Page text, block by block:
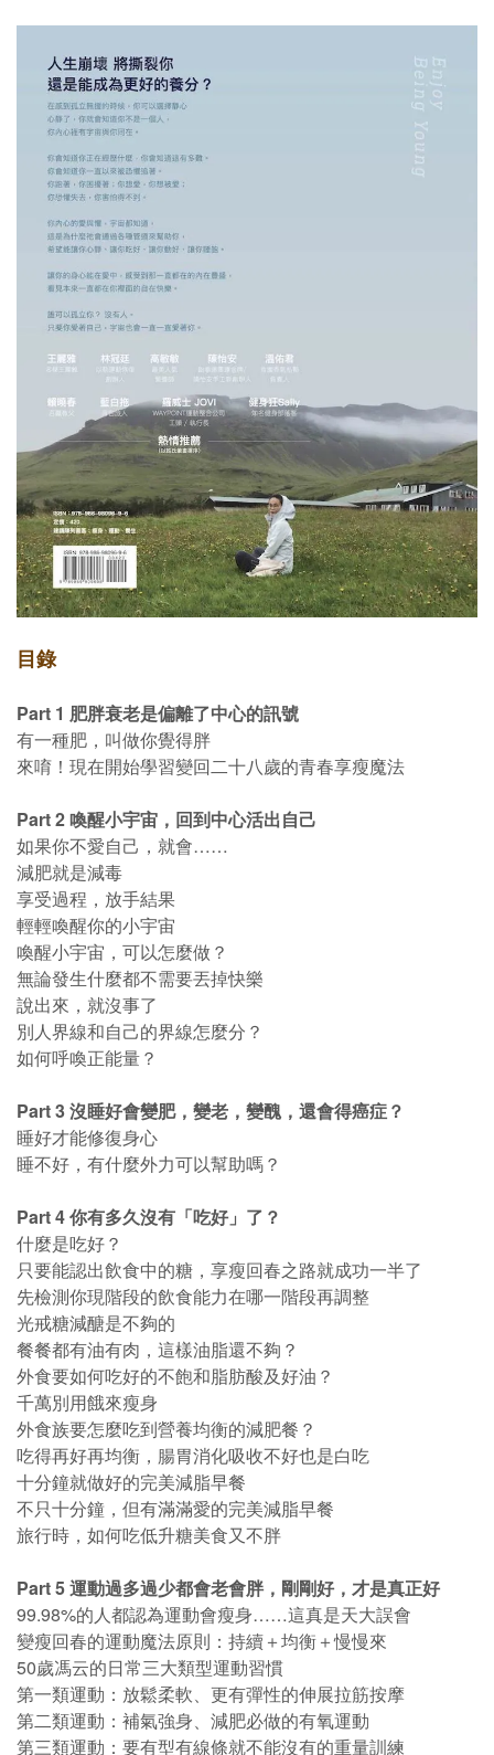
目錄
Part 1 肥胖衰老是偏離了中心的訊號
有一種肥，叫做你覺得胖
來唷！現在開始學習變回二十八歲的青春享瘦魔法
Part 2 喚醒小宇宙，回到中心活出自己
如果你不愛自己，就會……
減肥就是減毒
享受過程，放手結果
輕輕喚醒你的小宇宙
喚醒小宇宙，可以怎麼做？
無論發生什麼都不需要丟掉快樂
說出來，就沒事了
別人界線和自己的界線怎麼分？
如何呼喚正能量？
Part 3 沒睡好會變肥，變老，變醜，還會得癌症？
睡好才能修復身心
睡不好，有什麼外力可以幫助嗎？
Part 4 你有多久沒有「吃好」了？
什麼是吃好？
只要能認出飲食中的糖，享瘦回春之路就成功一半了
先檢測你現階段的飲食能力在哪一階段再調整
光戒糖減醣是不夠的
餐餐都有油有肉，這樣油脂還不夠？
外食要如何吃好的不飽和脂肪酸及好油？
千萬別用餓來瘦身
外食族要怎麼吃到營養均衡的減肥餐？
吃得再好再均衡，腸胃消化吸收不好也是白吃
十分鐘就做好的完美減脂早餐
不只十分鐘，但有滿滿愛的完美減脂早餐
旅行時，如何吃低升糖美食又不胖
Part 5 運動過多過少都會老會胖，剛剛好，才是真正好
99.98%的人都認為運動會瘦身……這真是天大誤會
變瘦回春的運動魔法原則：持續＋均衡＋慢慢來
50歲馮云的日常三大類型運動習慣
第一類運動：放鬆柔軟、更有彈性的伸展拉筋按摩
第二類運動：補氣強身、減肥必做的有氧運動
第三類運動：要有型有線條就不能沒有的重量訓練